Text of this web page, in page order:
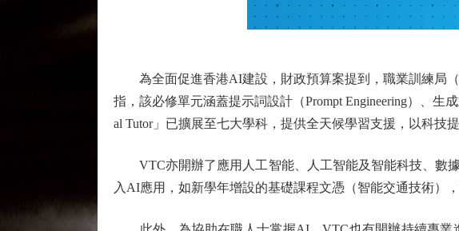
為全面促進香港AI建設，財政預算案提到，職業訓練局（
指，該必修單元涵蓋提示詞設計（Prompt Engineering）、
al Tutor」已擴展至七大學科，提供全天候學習支援，以科技
VTC亦開辦了應用人工智能、人工智能及智能科技、數據
入AI應用，如新學年增設的基礎課程文憑（智能交通技術）